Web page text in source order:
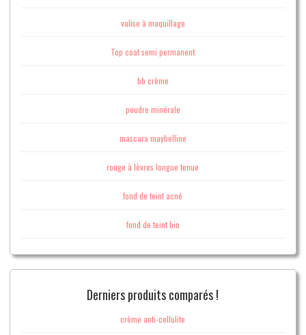
valise à maquillage
Top coat semi permanent
bb crème
poudre minérale
mascara maybelline
rouge à lèvres longue tenue
fond de teint acné
fond de teint bio
Derniers produits comparés !
crème anti-cellulite